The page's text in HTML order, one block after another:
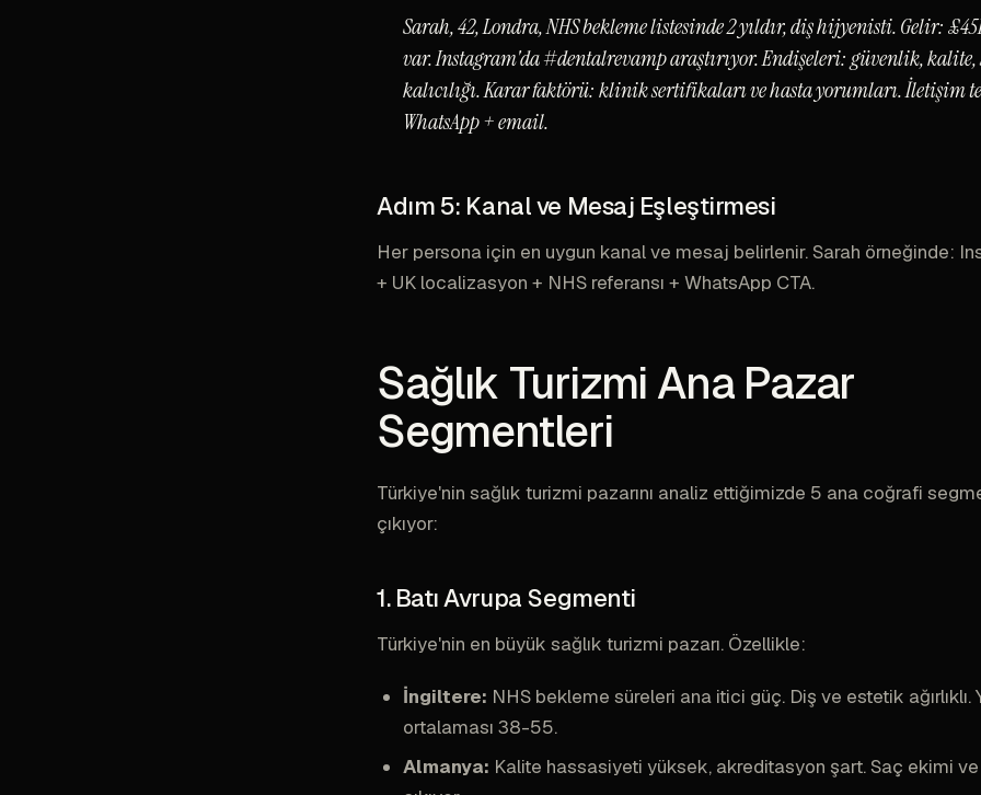
Sarah, 42, Londra, NHS bekleme listesinde 2 yıldır, diş hijyenisti. Gelir:
var. Instagram'da #dentalrevamp araştırıyor. Endişeleri: güvenlik, kalite,
kalıcılığı. Karar faktörü: klinik sertifikaları ve hasta yorumları. İletişim
WhatsApp + email.
Adım 5: Kanal ve Mesaj Eşleştirmesi
Her persona için en uygun kanal ve mesaj belirlenir. Sarah örneğinde:
+ UK localizasyon + NHS referansı + WhatsApp CTA.
Sağlık Turizmi Ana Pazar
Segmentleri
Türkiye'nin sağlık turizmi pazarını analiz ettiğimizde 5 ana coğrafi
çıkıyor:
1. Batı Avrupa Segmenti
Türkiye'nin en büyük sağlık turizmi pazarı. Özellikle:
İngiltere: NHS bekleme süreleri ana itici güç. Diş ve estetik ağırlıklı.
ortalaması 38-55.
Almanya: Kalite hassasiyeti yüksek, akreditasyon şart. Saç ekimi